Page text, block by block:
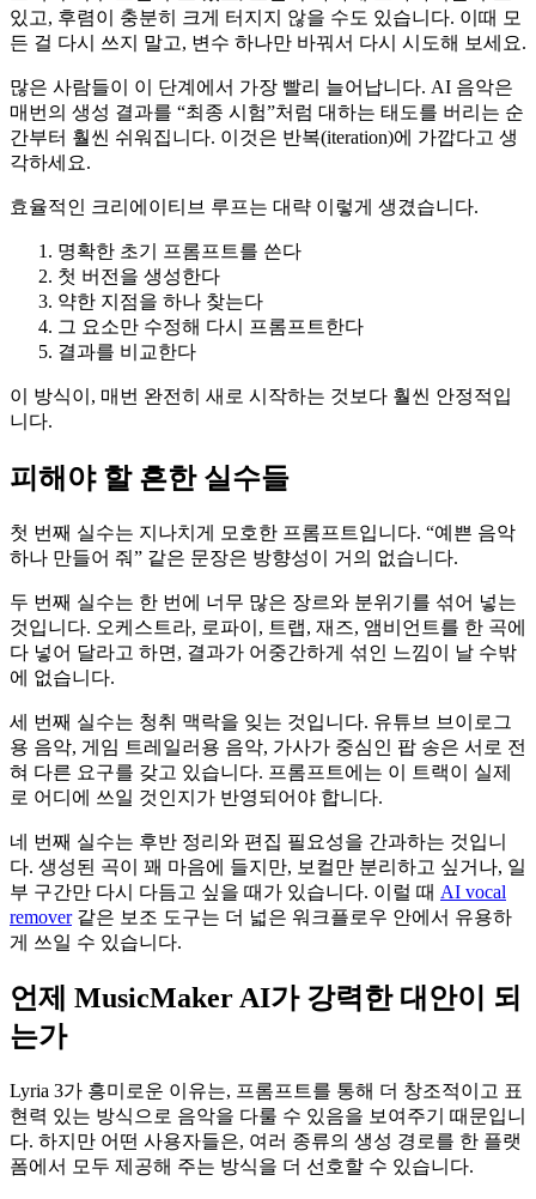
있고, 후렴이 충분히 크게 터지지 않을 수도 있습니다. 이때 모
든 걸 다시 쓰지 말고, 변수 하나만 바꿔서 다시 시도해 보세요.
많은 사람들이 이 단계에서 가장 빨리 늘어납니다. AI 음악은
매번의 생성 결과를 “최종 시험”처럼 대하는 태도를 버리는 순
간부터 훨씬 쉬워집니다. 이것은 반복(iteration)에 가깝다고 생
각하세요.
효율적인 크리에이티브 루프는 대략 이렇게 생겼습니다.
명확한 초기 프롬프트를 쓴다
첫 버전을 생성한다
약한 지점을 하나 찾는다
그 요소만 수정해 다시 프롬프트한다
결과를 비교한다
이 방식이, 매번 완전히 새로 시작하는 것보다 훨씬 안정적입
니다.
피해야 할 흔한 실수들
첫 번째 실수는 지나치게 모호한 프롬프트입니다. “예쁜 음악
하나 만들어 줘” 같은 문장은 방향성이 거의 없습니다.
두 번째 실수는 한 번에 너무 많은 장르와 분위기를 섞어 넣는
것입니다. 오케스트라, 로파이, 트랩, 재즈, 앰비언트를 한 곡에
다 넣어 달라고 하면, 결과가 어중간하게 섞인 느낌이 날 수밖
에 없습니다.
세 번째 실수는 청취 맥락을 잊는 것입니다. 유튜브 브이로그
용 음악, 게임 트레일러용 음악, 가사가 중심인 팝 송은 서로 전
혀 다른 요구를 갖고 있습니다. 프롬프트에는 이 트랙이 실제
로 어디에 쓰일 것인지가 반영되어야 합니다.
네 번째 실수는 후반 정리와 편집 필요성을 간과하는 것입니
다. 생성된 곡이 꽤 마음에 들지만, 보컬만 분리하고 싶거나, 일
부 구간만 다시 다듬고 싶을 때가 있습니다. 이럴 때 AI vocal
remover같은 보조 도구는 더 넓은 워크플로우 안에서 유용하
게 쓰일 수 있습니다.
언제 MusicMaker AI가 강력한 대안이 되
는가
Lyria 3가 흥미로운 이유는, 프롬프트를 통해 더 창조적이고 표
현력 있는 방식으로 음악을 다룰 수 있음을 보여주기 때문입니
다. 하지만 어떤 사용자들은, 여러 종류의 생성 경로를 한 플랫
폼에서 모두 제공해 주는 방식을 더 선호할 수 있습니다.